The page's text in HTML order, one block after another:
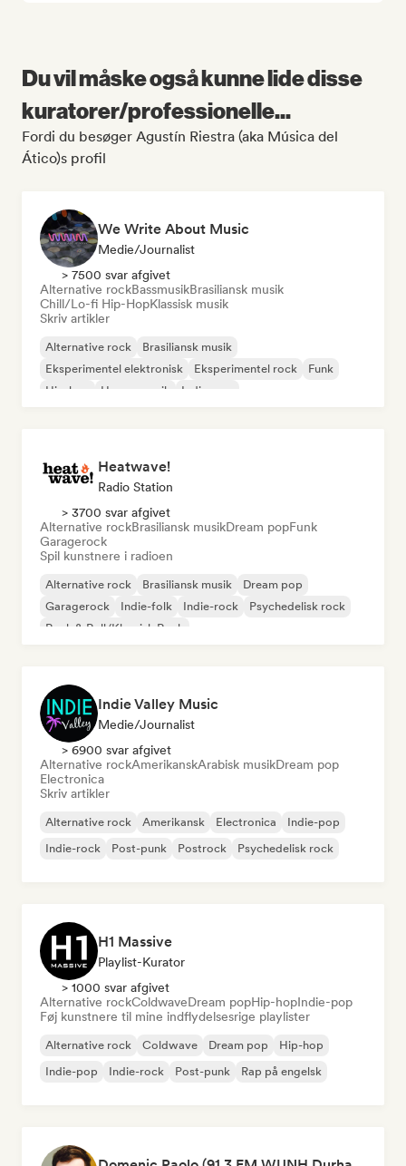
Du vil måske også kunne lide disse
kuratorer/professionelle...
Fordi du besøger Agustín Riestra (aka Música del
Ático)s profil
We Write About Music
Medie/journalist
> 7500 svar afgivet
Alternative rockBassmusikBrasiliansk musik
Chill/Lo-fi Hip-HopKlassisk musik
Skriv artikler
Alternative rock
Brasiliansk musik
Eksperimentel elektronisk
Eksperimentel rock
Funk
Hip-hop
House-musik Indie-pop
Heatwave!
Radio Station
> 3700 svar afgivet
Alternative rockBrasiliansk musikDream popFunk
Garagerock
Spil kunstnere i radioen
Alternative rock Brasiliansk musik
Dream pop
Garagerock
Indie-folk Indie-rock
Psychedelisk rock
Rock & Roll/Klassisk Rock
Indie Valley Music
Medie/journalist
> 6900 svar afgivet
Alternative rockAmerikanskArabisk musikDream pop
Electronica
Skriv artikler
Alternative rock Amerikansk Electronica
Indie-pop
Indie-rock
Post-punk Postrock Psychedelisk rock
H1 Massive
Playlist-Kurator
> 1000 svar afgivet
Alternative rockColdwaveDream popHip-hopIndie-pop
Føj kunstnere til mine indflydelsesrige playlister
Alternative rock Coldwave Dream pop
Hip-hop
Indie-pop
Indie-rock Post-punk Rap på engelsk